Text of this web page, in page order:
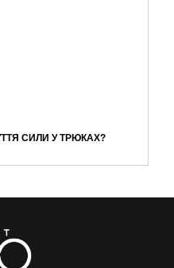
СИЛИ У ТРЮКАХ?